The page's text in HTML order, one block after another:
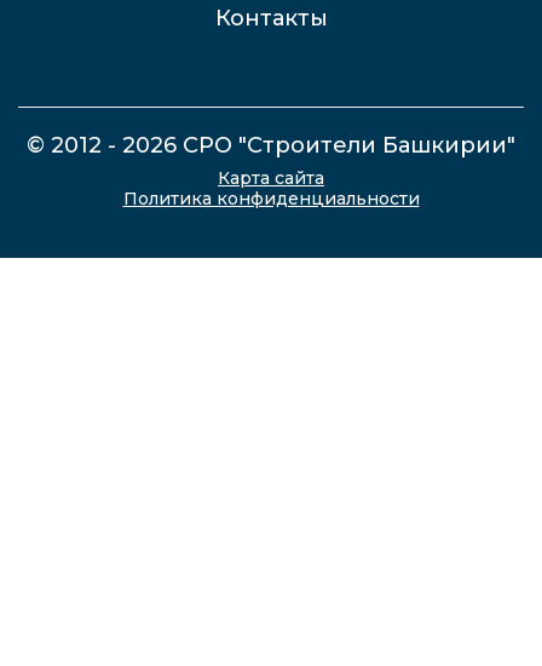
Контакты
© 2012 - 2026 СРО "Строители Башкирии"
Карта сайта
Политика конфиденциальности